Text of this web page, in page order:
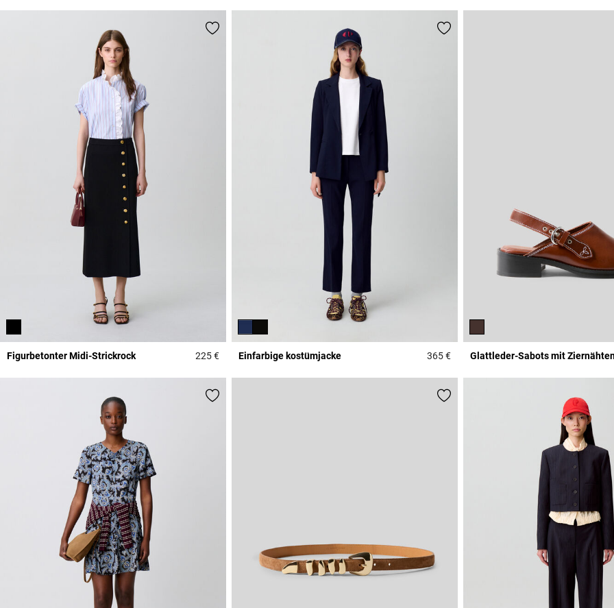
Figurbetonter Midi-Strickrock 225 €4,4 out of 5 Customer Rating
Einfarbige kostümjacke 365 €4 out of 5 Customer Rating
Glattleder-Sabots mit